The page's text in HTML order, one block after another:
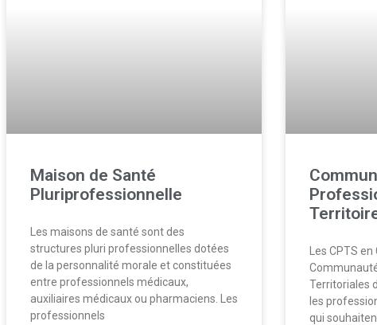
Maison de Santé
Pluriprofessionnelle
Les maisons de santé sont des
structures pluri professionnelles dotées
de la personnalité morale et constituées
entre professionnels médicaux,
auxiliaires médicaux ou pharmaciens. Les
professionnels
Les CPTS en
Territoriales
les
qui